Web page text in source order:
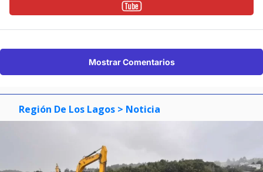
Mostrar Comentarios
Región De Los Lagos > Noticia